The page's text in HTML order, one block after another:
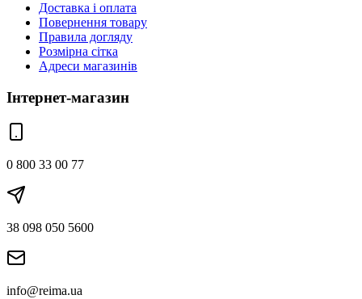
Доставка і оплата
Повернення товару
Правила догляду
Розмірна сітка
Адреси магазинів
Інтернет-магазин
0 800 33 00 77
38 098 050 5600
info@reima.ua